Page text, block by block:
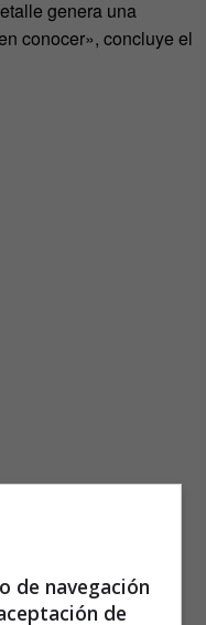
genera una
conocer», concluye el
de navegación
de